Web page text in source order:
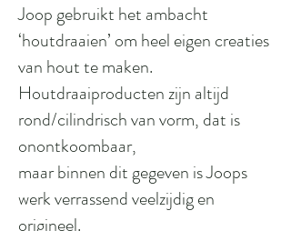
Joop gebruikt het ambacht
‘houtdraaien’ om heel eigen creaties
van hout te maken.
Houtdraaiproducten zijn altijd
rond/cilindrisch van vorm, dat is
onontkoombaar,
maar binnen dit gegeven is Joops
werk verrassend veelzijdig en
origineel.